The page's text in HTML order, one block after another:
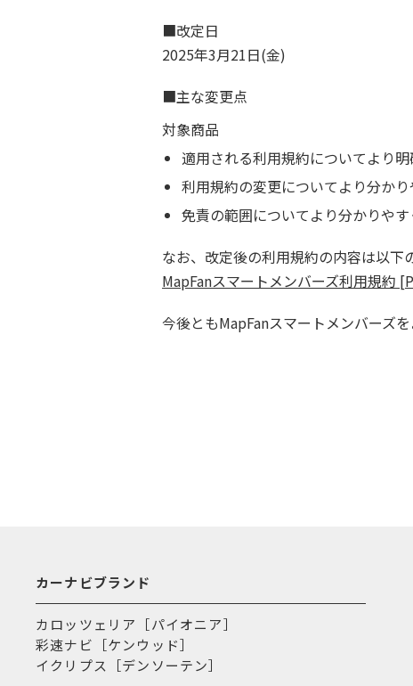
■改定日
2025年3月21日(金)
■主な変更点
対象商品
適用される利用規約についてより明
利用規約の変更についてより分かり
免責の範囲についてより分かりや
なお、改定後の利用規約の内容は以下
MapFanスマートメンバーズ利用規約
今後ともMapFanスマートメンバーズ
カーナビブランド
カロッツェリア［パイオニア］
彩速ナビ［ケンウッド］
イクリプス［デンソーテン］